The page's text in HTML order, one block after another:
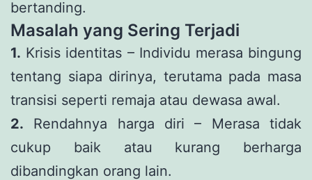
bertanding.
Masalah yang Sering Terjadi
1. Krisis identitas – Individu merasa bingung
tentang siapa dirinya, terutama pada masa
transisi seperti remaja atau dewasa awal.
2. Rendahnya harga diri – Merasa tidak
cukup baik atau kurang berharga
dibandingkan orang lain.